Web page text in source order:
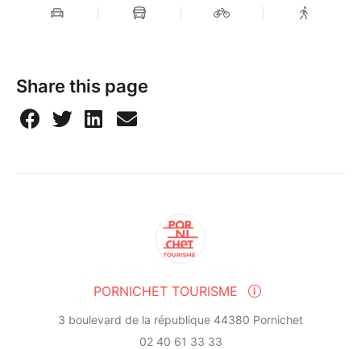
Share this page
PORNICHET TOURISME
3 boulevard de la république 44380 Pornichet
02 40 61 33 33